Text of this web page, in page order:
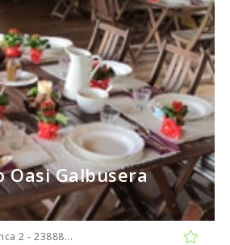
Galbusera
2 - 23888...